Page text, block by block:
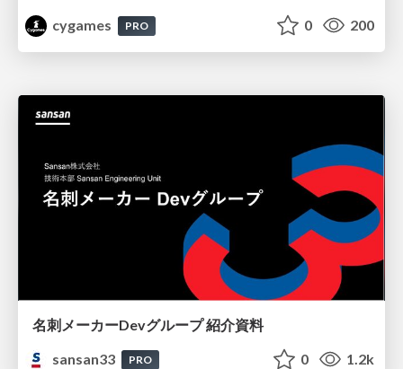
cygames
PRO 0 200
名刺メーカーDevグループ 紹介資料
sansan33
PRO 0 1.2k